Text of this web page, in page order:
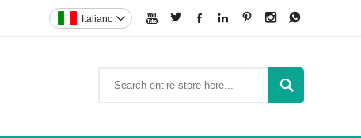
      
Italiano 
